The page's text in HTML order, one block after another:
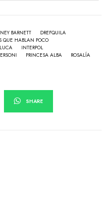
BARNETT
DREFQUILA
QUE HABLAN POCO
INTERPOL
PRINCESA ALBA ROSALÍA
SHARE